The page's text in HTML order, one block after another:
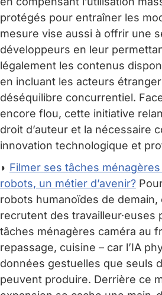
protégés pour entraîner les
mesure vise aussi à offrir une
développeurs en leur
légalement les contenus
en incluant les acteurs
déséquilibre concurrentiel.
encore flou, cette initiative
droit d’auteur et la nécessaire
innovation technologique et
◗ Filmer ses tâches
robots, un métier d’avenir?
robots humanoïdes de
recrutent des travailleur·euses
tâches ménagères caméra au
repassage, cuisine – car l’IA
données gestuelles que seuls
peuvent produire. Derrière ce